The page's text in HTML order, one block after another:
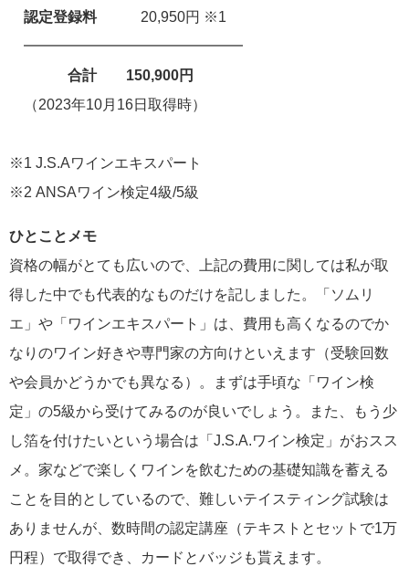
認定登録料 20,950円 ※1
━━━━━━━━━━━━━━━
合計 150,900円
（2023年10月16日取得時）
※1 J.S.Aワインエキスパート
※2 ANSAワイン検定4級/5級
ひとことメモ
資格の幅がとても広いので、上記の費用に関しては私が取
得した中でも代表的なものだけを記しました。「ソムリ
エ」や「ワインエキスパート」は、費用も高くなるのでか
なりのワイン好きや専門家の方向けといえます（受験回数
や会員かどうかでも異なる）。まずは手頃な「ワイン検
定」の5級から受けてみるのが良いでしょう。また、もう少
し箔を付けたいという場合は「J.S.A.ワイン検定」がおスス
メ。家などで楽しくワインを飲むための基礎知識を蓄える
ことを目的としているので、難しいテイスティング試験は
ありませんが、数時間の認定講座（テキストとセットで1万
円程）で取得でき、カードとバッジも貰えます。